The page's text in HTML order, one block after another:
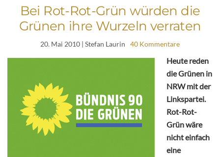
Bei Rot-Rot-Grün würden die
Grünen ihre Wurzeln verraten
20. Mai 2010 | Stefan Laurin 40 Kommentare
Heute reden
die Grünen in
NRW mit der
Linkspartei.
Rot-Rot-
Grün wäre
nicht einfach
eine